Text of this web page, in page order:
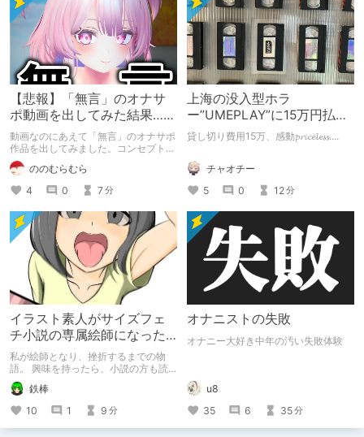
【悲報】「無言」のオナサ
ポ動画を出してみた結果……
動画なのにあえて「無言」のオナサポ
作品を出してみました。コンセプト通
りのものは作れたのですが、肝心の売
上がね……
ののむらむら
4
0 7分
上海の没入型ホラ
ー”UMEPLAY”に15万円払っ
たら、2作品とも号泣した※
貸し切り費用15万、感動𝓹𝓻𝓲𝓬𝓮𝓵𝓮𝓼𝓼....
チャオチー
5
0 12分
イラスト素人がサイズフェ
チ小説の専属絵師になった
お話
私が絵師となり、挫折するまでの物
語。 興味を持ったら、小説の方も読
んで欲しいなって感じ 私の絵を使っ
てくれてる小説書きさんのページＵＲ
Ｌ
https://www.pixiv.net/users/341489
73/novels?p=1
鉄棒
10
1 9 分
オナニストの失敗
オナニー大好き中年の汚い失敗体験
u8
35
6 35分